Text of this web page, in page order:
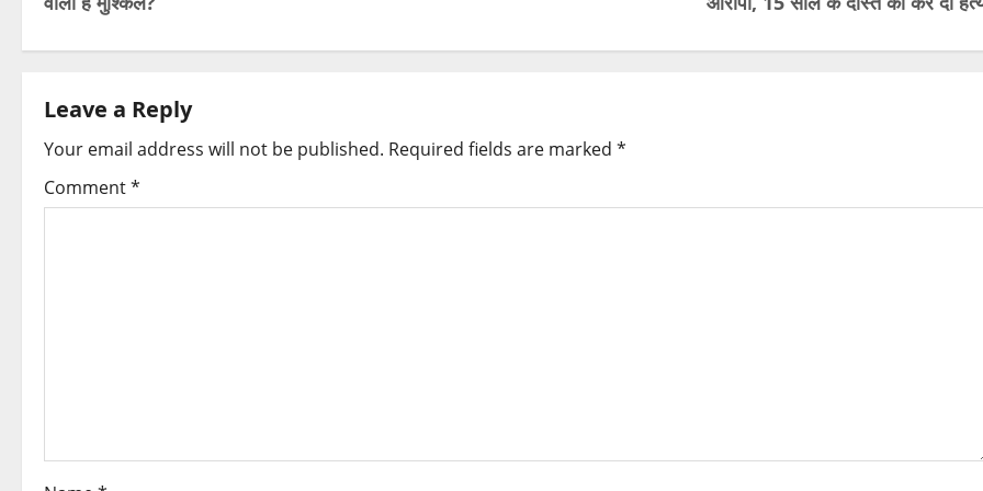
s
n
a
v
i
Leave a Reply
Your email address will not be published. Required fields are marked *
Comment*